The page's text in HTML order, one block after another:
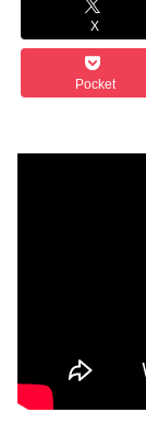
X
Pocket